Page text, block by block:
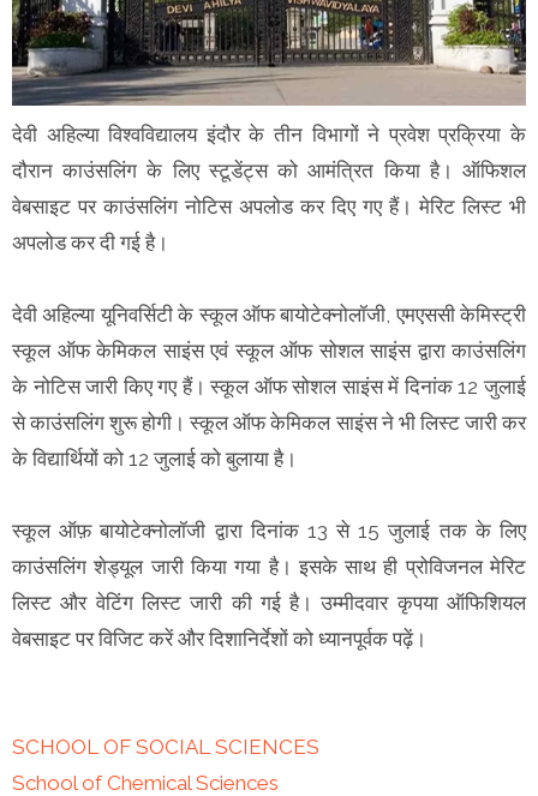
देवी अहिल्या विश्वविद्यालय इंदौर के तीन विभागों ने प्रवेश प्रक्रिया के
दौरान काउंसलिंग के लिए स्टूडेंट्स को आमंत्रित किया है। ऑफिशल
वेबसाइट पर काउंसलिंग नोटिस अपलोड कर दिए गए हैं। मेरिट लिस्ट भी
अपलोड कर दी गई है।
देवी अहिल्या यूनिवर्सिटी के स्कूल ऑफ बायोटेक्नोलॉजी, एमएससी केमिस्ट्री
स्कूल ऑफ केमिकल साइंस एवं स्कूल ऑफ सोशल साइंस द्वारा काउंसलिंग
के नोटिस जारी किए गए हैं। स्कूल ऑफ सोशल साइंस में दिनांक 12 जुलाई
से काउंसलिंग शुरू होगी। स्कूल ऑफ केमिकल साइंस ने भी लिस्ट जारी कर
के विद्यार्थियों को 12 जुलाई को बुलाया है।
स्कूल ऑफ़ बायोटेक्नोलॉजी द्वारा दिनांक 13 से 15 जुलाई तक के लिए
काउंसलिंग शेड्यूल जारी किया गया है। इसके साथ ही प्रोविजनल मेरिट
लिस्ट और वेटिंग लिस्ट जारी की गई है। उम्मीदवार कृपया ऑफिशियल
वेबसाइट पर विजिट करें और दिशानिर्देशों को ध्यानपूर्वक पढ़ें।
SCHOOL OF SOCIAL SCIENCES
School of Chemical Sciences